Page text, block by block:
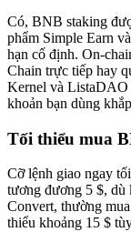
Có, BNB staking
phẩm Simple Earn
hạn cố định. On-
Chain trực tiếp hay
Kernel và ListaDAO
khoản bạn dùng
Tối thiểu mua
Cỡ lệnh giao ngay
tương đương 5 $, dù
Convert, thường
thiểu khoảng 15 $